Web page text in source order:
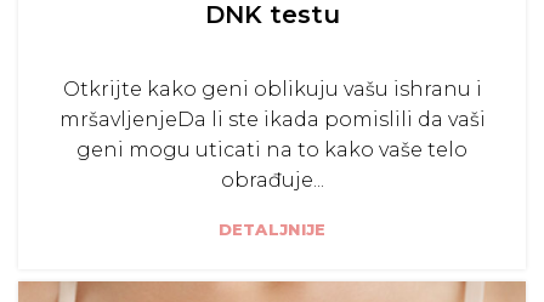
DNK testu
Otkrijte kako geni oblikuju vašu ishranu i
mršavljenjeDa li ste ikada pomislili da vaši
geni mogu uticati na to kako vaše telo
obrađuje...
DETALJNIJE